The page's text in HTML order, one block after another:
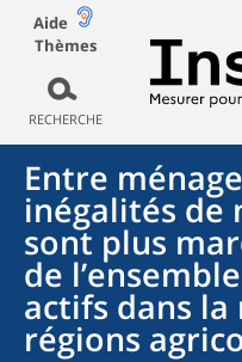
Aide
Thèmes
RECHERCHE
Entre
inégalités de
sont plus
de
actifs dans
régions